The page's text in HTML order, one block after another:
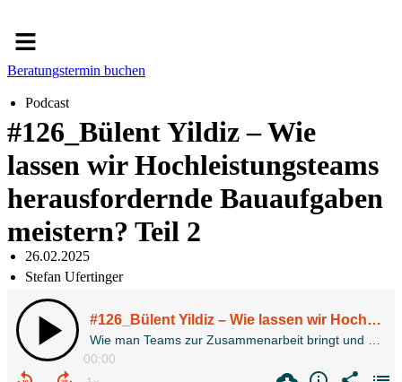
Menü
Beratungstermin buchen
Podcast
#126_Bülent Yildiz – Wie
lassen wir Hochleistungsteams
herausfordernde Bauaufgaben
meistern? Teil 2
26.02.2025
Stefan Ufertinger